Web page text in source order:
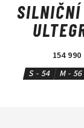
SILNIČNÍ
154 990
S - 54
M - 56